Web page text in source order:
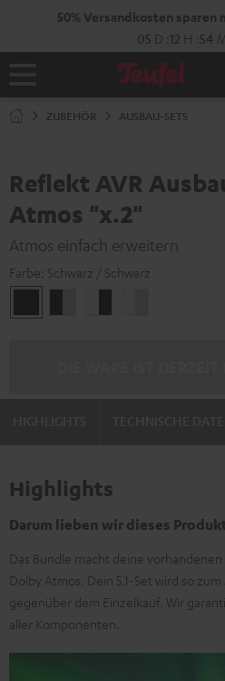
Startseite
ZUBEHÖR AUSBAU-SETS
Reflekt AVR
Atmos "x.2"
Atmos einfach erweitern
Farbe: Schwarz / Schwarz
/
Highlights
Darum lieben wir dieses
Das Bundle macht deine
Dolby Atmos. Dein 5.1-Set wird so zum
gegenüber dem Einzelkauf. Wir
aller Komponenten.